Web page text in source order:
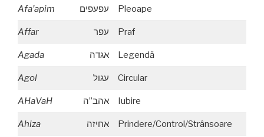
Afa’apim עפעפים Pleoape
Affar עפר Praf
Agada אגדה Legendă
Agol עגול Circular
AHaVaH אהב”ה Iubire
Ahiza אחיזה Prindere/Control/Strânsoare